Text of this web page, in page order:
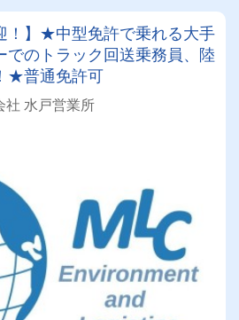
！】★中型免許で乗れる大手
でのトラック回送乗務員、陸
★普通免許可
社 水戸営業所